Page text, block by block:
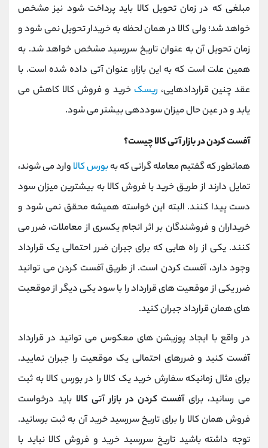
مبلغی که در زمان تحویل کالا باید پرداخت شود نیز مشخص
خواهد شد؛ ولی کالا در همان لحظه به خریدار تحویل نمی شود و
زمان تحویل آن به عنوان تاریخ سررسید مشخص خواهد شد. به
همین علت است که به این بازار، عنوان آتی داده شده است. با
عقد چنین قراردادهایی، ریسک خرید و فروش کالا کاهش می
یابد و در عین حال میزان سوددهی بیشتر می شود.
آفست کردن در بازار آتی کالا چیست؟
همانطور که گفتیم معامله گرانی که بهبورس کالا وارد می شوند،
تمایل دارند از طریق خرید یا فروش کالا به بیشترین میزان سود
دست پیدا کنند. البته این خواسته همیشه محقق نمی شود و
خریداران و فروشندگان بر اثر انجام یکسری از معاملات، ضرر می
کنند. یکی از راه هایی که برای جبران ضرر احتمالی یک قرارداد
وجود دارد، آفست کردن است. از طریق آفست کردن می توانید
ضرر یکی از موقعیت های قرارداد را با سود یکی دیگر از موقعیت
های همان قرارداد جبران کنید.
در واقع با ایجاد پوزیشن های معکوس می توانید در قرارداد
آفست کنید و ضررهای احتمالی یک موقعیت را جبران نمایید.
برای مثال زمانیکه سفارش خرید یک کالا را در بورس کالا به ثبت
می رسانید، برایآفست کردن در بازار آتی کالا باید درخواست
فروش همان کالا را برای تاریخ سررسید خرید آن به ثبت برسانید.
توجه داشته باشید تاریخ سررسید خرید و فروش کالا نباید با